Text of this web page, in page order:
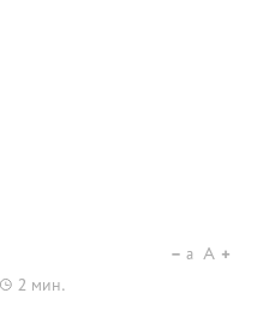
2 мин.
a A